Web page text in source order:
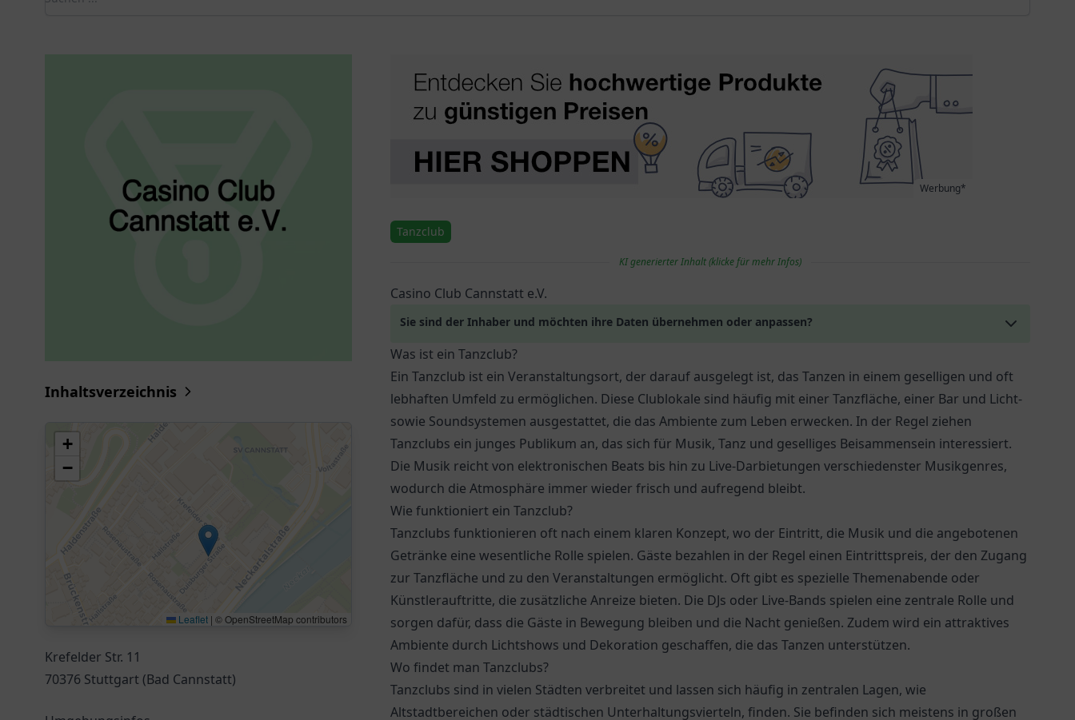
Inhaltsverzeichnis
+
−
Leaflet | © OpenStreetMap contributors
Krefelder Str. 11
70376 Stuttgart (Bad Cannstatt)
Werbung*
Tanzclub
KI generierter Inhalt (klicke für mehr Infos)
Casino Club Cannstatt e.V.
Sie sind der Inhaber und möchten ihre Daten übernehmen oder anpassen?
Was ist ein Tanzclub?
Ein Tanzclub ist ein Veranstaltungsort, der darauf ausgelegt ist, das Tanzen in einem geselligen und oft
lebhaften Umfeld zu ermöglichen. Diese Clublokale sind häufig mit einer Tanzfläche, einer Bar und Licht-
sowie Soundsystemen ausgestattet, die das Ambiente zum Leben erwecken. In der Regel ziehen
Tanzclubs ein junges Publikum an, das sich für Musik, Tanz und geselliges Beisammensein interessiert.
Die Musik reicht von elektronischen Beats bis hin zu Live-Darbietungen verschiedenster Musikgenres,
wodurch die Atmosphäre immer wieder frisch und aufregend bleibt.
Wie funktioniert ein Tanzclub?
Tanzclubs funktionieren oft nach einem klaren Konzept, wo der Eintritt, die Musik und die angebotenen
Getränke eine wesentliche Rolle spielen. Gäste bezahlen in der Regel einen Eintrittspreis, der den Zugang
zur Tanzfläche und zu den Veranstaltungen ermöglicht. Oft gibt es spezielle Themenabende oder
Künstlerauftritte, die zusätzliche Anreize bieten. Die DJs oder Live-Bands spielen eine zentrale Rolle und
sorgen dafür, dass die Gäste in Bewegung bleiben und die Nacht genießen. Zudem wird ein attraktives
Ambiente durch Lichtshows und Dekoration geschaffen, die das Tanzen unterstützen.
Wo findet man Tanzclubs?
Tanzclubs sind in vielen Städten verbreitet und lassen sich häufig in zentralen Lagen, wie
Altstadtbereichen oder städtischen Unterhaltungsvierteln, finden. Sie befinden sich meistens in großen